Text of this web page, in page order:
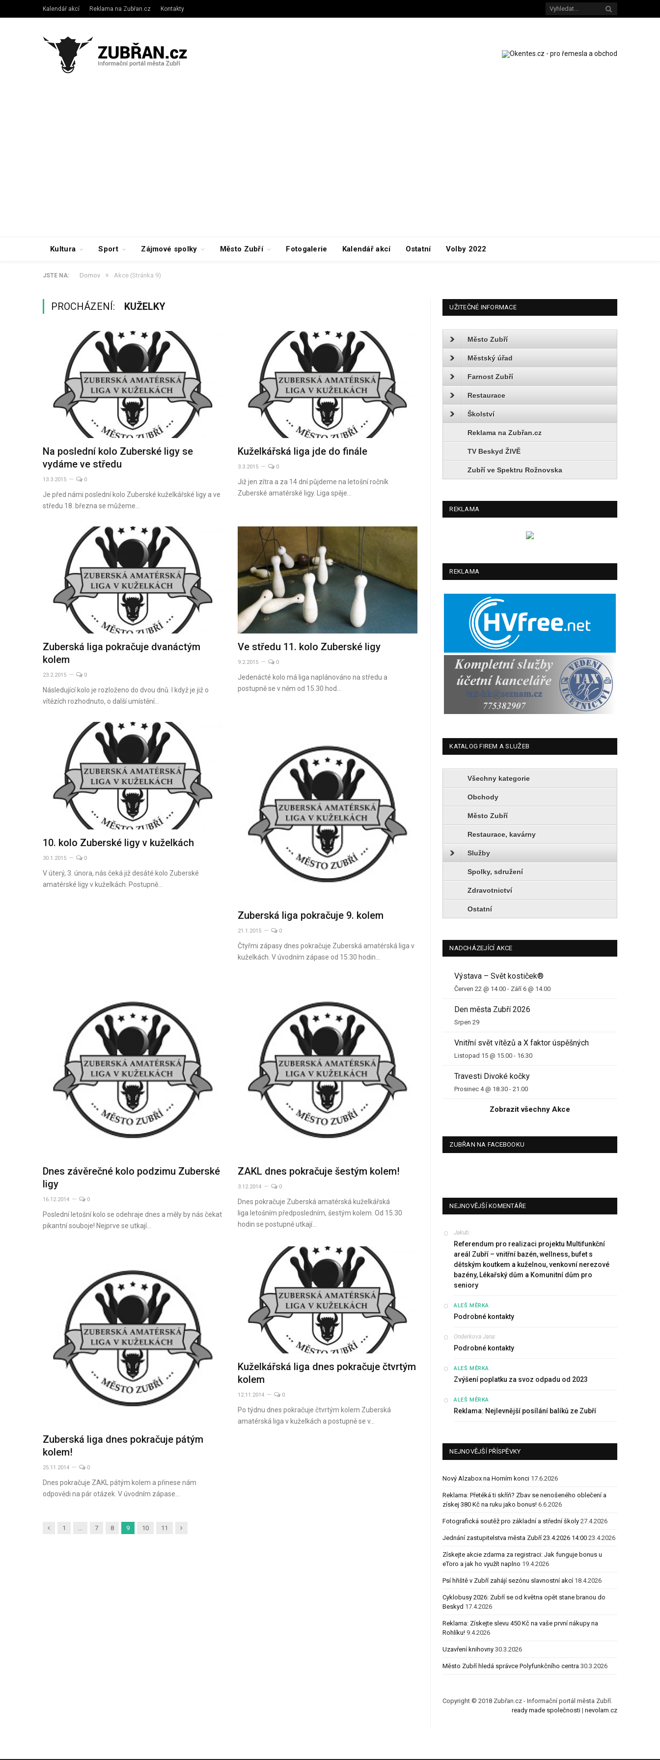
Kalendář akcí Reklama na Zubřan.cz Kontakty
Kultura Sport Zájmové spolky Město Zubří Fotogalerie Kalendář akcí Ostatní Volby 2022
JSTE NA: Domov » Akce (Stránka 9)
PROCHÁZENÍ: KUŽELKY
Na poslední kolo Zuberské ligy se
vydáme ve středu
13.3.2015 0
Je před námi poslední kolo Zuberské kuželkářské ligy a ve
středu 18. března se můžeme…
Kuželkářská liga jde do finále
3.3.2015 0
Již jen zítra a za 14 dní půjdeme na letošní ročník
Zuberské amatérské ligy. Liga spěje…
Zuberská liga pokračuje dvanáctým
kolem
23.2.2015 0
Následující kolo je rozloženo do dvou dnů. I když je již o
vítězích rozhodnuto, o další umístění…
Ve středu 11. kolo Zuberské ligy
9.2.2015 0
Jedenácté kolo má liga naplánováno na středu a
postupně se v něm od 15.30 hod…
10. kolo Zuberské ligy v kuželkách
30.1.2015 0
V úterý, 3. února, nás čeká již desáté kolo Zuberské
amatérské ligy v kuželkách. Postupně…
Zuberská liga pokračuje 9. kolem
21.1.2015 0
Čtyřmi zápasy dnes pokračuje Zuberská amatérská liga v
kuželkách. V úvodním zápase od 15.30 hodin…
Dnes závěrečné kolo podzimu Zuberské
ligy
16.12.2014 0
Poslední letošní kolo se odehraje dnes a měly by nás čekat
pikantní souboje! Nejprve se utkají…
ZAKL dnes pokračuje šestým kolem!
3.12.2014 0
Dnes pokračuje Zuberská amatérská kuželkářská
liga letošním předposledním, šestým kolem. Od 15.30
hodin se postupně utkají…
Zuberská liga dnes pokračuje pátým
kolem!
25.11.2014 0
Dnes pokračuje ZAKL pátým kolem a přinese nám
odpovědi na pár otázek. V úvodním zápase…
Kuželkářská liga dnes pokračuje čtvrtým
kolem
12.11.2014 0
Po týdnu dnes pokračuje čtvrtým kolem Zuberská
amatérská liga v kuželkách a postupně se v…
Předchozí
1 … 7 8 9 10 11 Další
UŽITEČNÉ INFORMACE
Město Zubří
Městský úřad
Farnost Zubří
Restaurace
Školství
Reklama na Zubřan.cz
TV Beskyd ŽIVĚ
Zubří ve Spektru Rožnovska
REKLAMA
REKLAMA
KATALOG FIREM A SLUŽEB
Všechny kategorie
Obchody
Město Zubří
Restaurace, kavárny
Služby
Spolky, sdružení
Zdravotnictví
Ostatní
NADCHÁZEJÍCÍ AKCE
Výstava – Svět kostiček®
Červen 22 @ 14.00 - Září 6 @ 14.00
Den města Zubří 2026
Srpen 29
Vnitřní svět vítězů a X faktor úspěšných
Listopad 15 @ 15.00 - 16.30
Travesti Divoké kočky
Prosinec 4 @ 18.30 -21.00
Zobrazit všechny Akce
ZUBŘAN NA FACEBOOKU
NEJNOVĚJŠÍ KOMENTÁŘE
Jakub:
Referendum pro realizaci projektu Multifunkční
areál Zubří – vnitřní bazén, wellness, bufet s
dětským koutkem a kuželnou, venkovní nerezové
bazény, Lékařský dům a Komunitní dům pro
seniory
ALEŠ MĚRKA:
Podrobné kontakty
Onderkova Jana:
Podrobné kontakty
ALEŠ MĚRKA:
Zvýšení poplatku za svoz odpadu od 2023
ALEŠ MĚRKA:
Reklama: Nejlevnější posílání balíků ze Zubří
NEJNOVĚJŠÍ PŘÍSPĚVKY
Nový Alzabox na Horním konci 17.6.2026
Reklama: Přetéká ti skříň? Zbav se nenošeného oblečení a
získej 380 Kč na ruku jako bonus! 6.6.2026
Fotografická soutěž pro základní a střední školy 27.4.2026
Jednání zastupitelstva města Zubří 23.4.2026 14:00 23.4.2026
Získejte akcie zdarma za registraci: Jak funguje bonus u
eToro a jak ho využít naplno 19.4.2026
Psí hřiště v Zubří zahájí sezónu slavnostní akcí 18.4.2026
Cyklobusy 2026: Zubří se od května opět stane branou do
Beskyd 17.4.2026
Reklama: Získejte slevu 450 Kč na vaše první nákupy na
Rohlíku! 9.4.2026
Uzavření knihovny 30.3.2026
Město Zubří hledá správce Polyfunkčního centra 30.3.2026
Copyright © 2018 Zubřan.cz - Informační portál města Zubří.
ready made společnosti| nevolam.cz